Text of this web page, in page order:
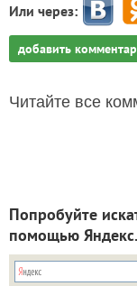
Или через:
добавить
Читайте все
Попробуйте
помощью